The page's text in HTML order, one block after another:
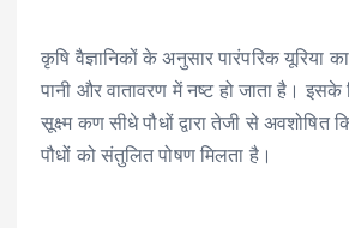
कृषि वैज्ञानिकों के अनुसार पारंपरिक यूरिया
पानी और वातावरण में नष्ट हो जाता है। इसके
सूक्ष्म कण सीधे पौधों द्वारा तेजी से
पौधों को संतुलित पोषण मिलता है।